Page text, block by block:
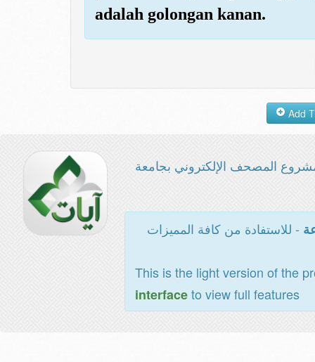
adalah golongan kanan.
المصحف الإلكتروني بجامعة
- للاستفادة من كافة المميزات
This is the light version of the
interfaceto view full features